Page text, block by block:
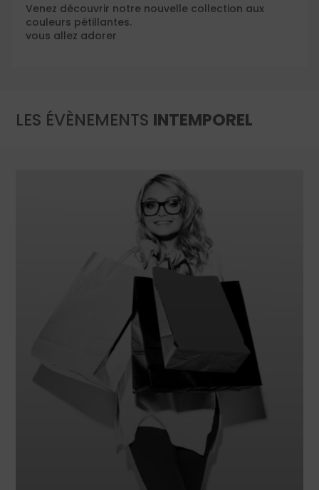
Venez découvrir notre nouvelle collection aux
couleurs pétillantes.
vous allez adorer
LES ÉVÈNEMENTS INTEMPOREL